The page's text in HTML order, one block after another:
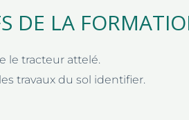
DE LA
le tracteur attelé.
travaux du sol identifier.